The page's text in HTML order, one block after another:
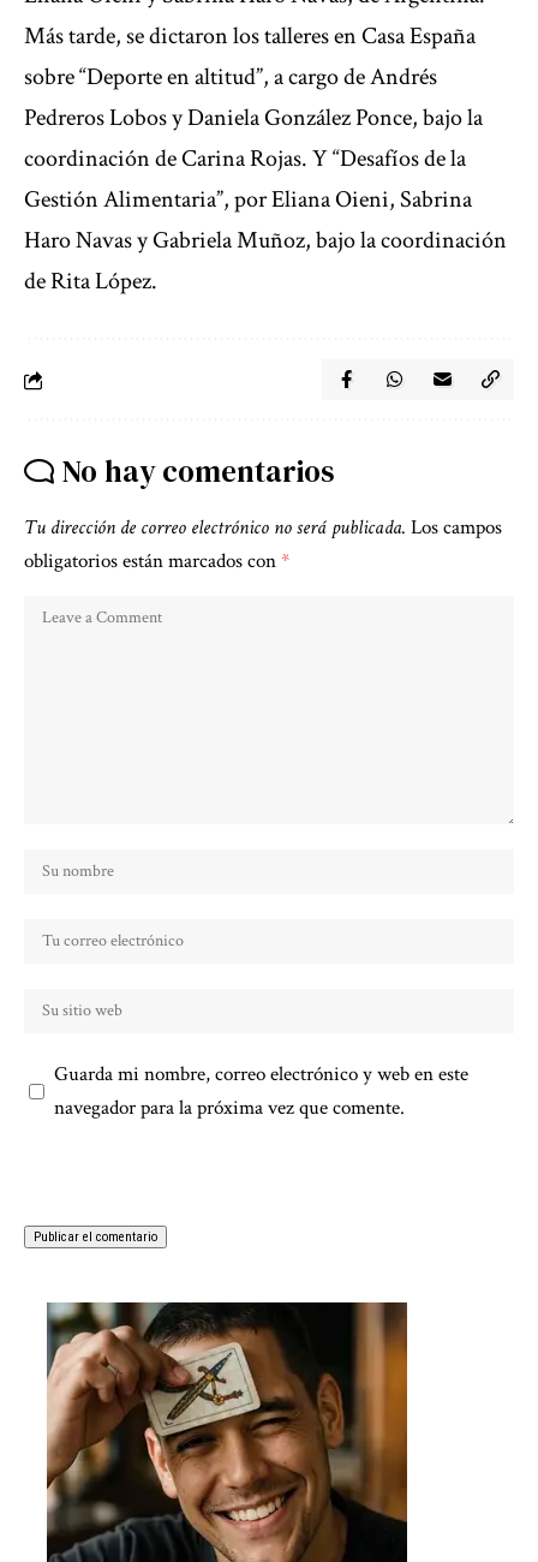
Más tarde, se dictaron los talleres en Casa España
sobre “Deporte en altitud”, a cargo de Andrés
Pedreros Lobos y Daniela González Ponce, bajo la
coordinación de Carina Rojas. Y “Desafíos de la
Gestión Alimentaria”, por Eliana Oieni, Sabrina
Haro Navas y Gabriela Muñoz, bajo la coordinación
de Rita López.
No hay comentarios
Tu dirección de correo electrónico no será publicada. Los campos
obligatorios están marcados con*
Guarda mi nombre, correo electrónico y web en este
navegador para la próxima vez que comente.